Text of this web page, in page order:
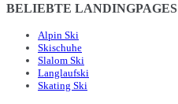
BELIEBTE LANDINGPAGES
Alpin Ski
Skischuhe
Slalom Ski
Langlaufski
Skating Ski